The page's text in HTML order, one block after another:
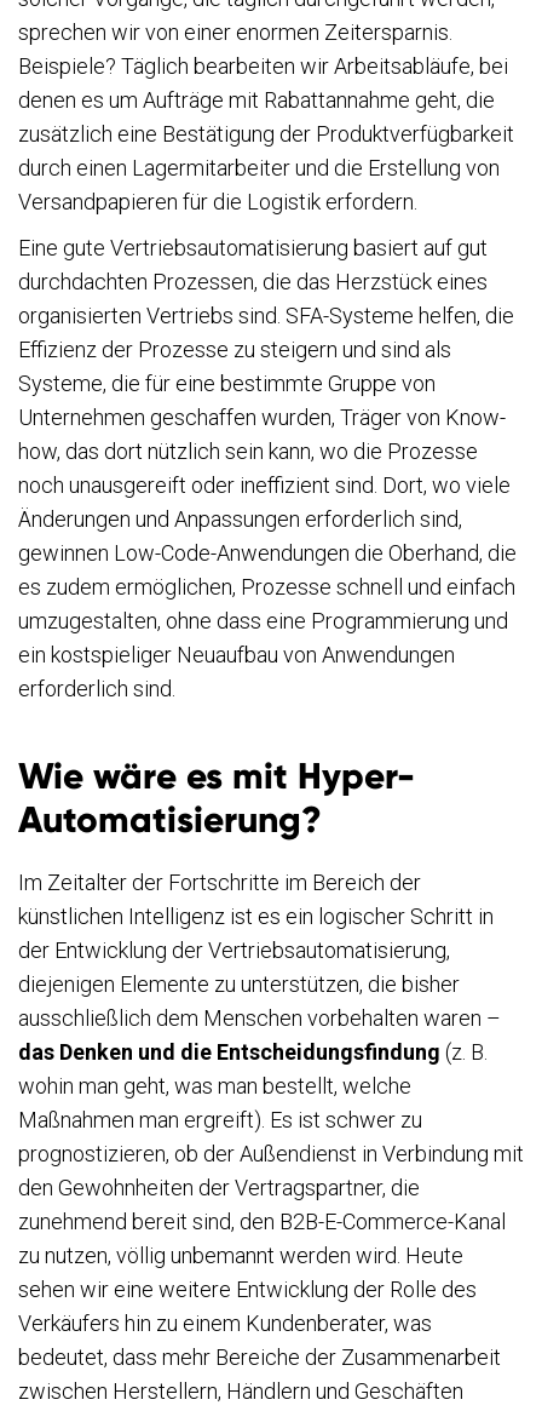
sprechen wir von einer enormen Zeitersparnis.
Beispiele? Täglich bearbeiten wir Arbeitsabläufe, bei
denen es um Aufträge mit Rabattannahme geht, die
zusätzlich eine Bestätigung der Produktverfügbarkeit
durch einen Lagermitarbeiter und die Erstellung von
Versandpapieren für die Logistik erfordern.
Eine gute Vertriebsautomatisierung basiert auf gut
durchdachten Prozessen, die das Herzstück eines
organisierten Vertriebs sind. SFA-Systeme helfen, die
Effizienz der Prozesse zu steigern und sind als
Systeme, die für eine bestimmte Gruppe von
Unternehmen geschaffen wurden, Träger von Know-
how, das dort nützlich sein kann, wo die Prozesse
noch unausgereift oder ineffizient sind. Dort, wo viele
Änderungen und Anpassungen erforderlich sind,
gewinnen Low-Code-Anwendungen die Oberhand, die
es zudem ermöglichen, Prozesse schnell und einfach
umzugestalten, ohne dass eine Programmierung und
ein kostspieliger Neuaufbau von Anwendungen
erforderlich sind.
Wie wäre es mit Hyper-
Automatisierung?
Im Zeitalter der Fortschritte im Bereich der
künstlichen Intelligenz ist es ein logischer Schritt in
der Entwicklung der Vertriebsautomatisierung,
diejenigen Elemente zu unterstützen, die bisher
ausschließlich dem Menschen vorbehalten waren –
das Denken und die Entscheidungsfindung (z. B.
wohin man geht, was man bestellt, welche
Maßnahmen man ergreift). Es ist schwer zu
prognostizieren, ob der Außendienst in Verbindung mit
den Gewohnheiten der Vertragspartner, die
zunehmend bereit sind, den B2B-E-Commerce-Kanal
zu nutzen, völlig unbemannt werden wird. Heute
sehen wir eine weitere Entwicklung der Rolle des
Verkäufers hin zu einem Kundenberater, was
bedeutet, dass mehr Bereiche der Zusammenarbeit
zwischen Herstellern, Händlern und Geschäften